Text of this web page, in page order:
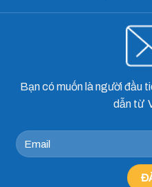
Bạn có muốn là người đầu
dẫn từ